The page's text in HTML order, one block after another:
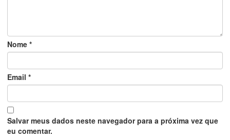
Nome *
Email *
Salvar meus dados neste navegador para a próxima vez que
eu comentar.